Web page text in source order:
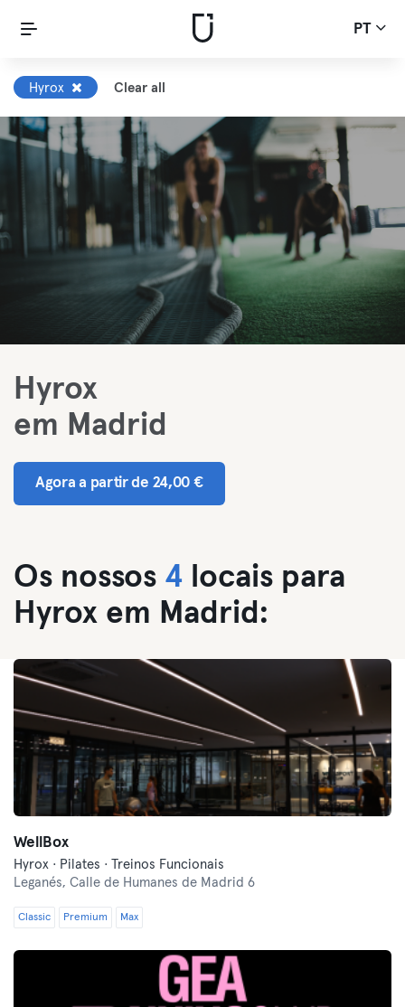
PT
Hyrox Clear all
Hyrox
em Madrid
Agora a partir de 24,00 €
Os nossos 4 locais para
Hyrox em Madrid:
WellBox
Hyrox · Pilates · Treinos Funcionais
Leganés, Calle de Humanes de Madrid 6
Classic Premium Max